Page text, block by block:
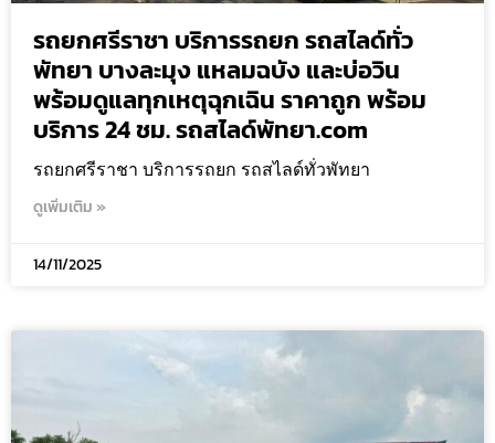
รถยกศรีราชา บริการรถยก รถสไลด์ทั่ว
พัทยา บางละมุง แหลมฉบัง และบ่อวิน
พร้อมดูแลทุกเหตุฉุกเฉิน ราคาถูก พร้อม
บริการ 24 ชม. รถสไลด์พัทยา.com
รถยกศรีราชา บริการรถยก รถสไลด์ทั่วพัทยา
ดูเพิ่มเติม »
14/11/2025